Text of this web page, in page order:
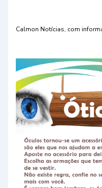
Calmon Notícias, com